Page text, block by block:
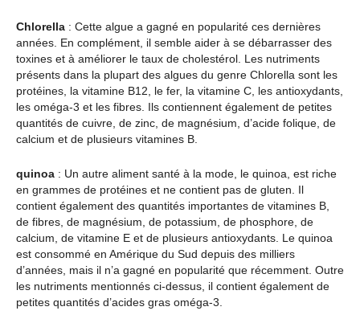
Chlorella : Cette algue a gagné en popularité ces dernières
années. En complément, il semble aider à se débarrasser des
toxines et à améliorer le taux de cholestérol. Les nutriments
présents dans la plupart des algues du genre Chlorella sont les
protéines, la vitamine B12, le fer, la vitamine C, les antioxydants,
les oméga-3 et les fibres. Ils contiennent également de petites
quantités de cuivre, de zinc, de magnésium, d’acide folique, de
calcium et de plusieurs vitamines B.
quinoa : Un autre aliment santé à la mode, le quinoa, est riche
en grammes de protéines et ne contient pas de gluten. Il
contient également des quantités importantes de vitamines B,
de fibres, de magnésium, de potassium, de phosphore, de
calcium, de vitamine E et de plusieurs antioxydants. Le quinoa
est consommé en Amérique du Sud depuis des milliers
d’années, mais il n’a gagné en popularité que récemment. Outre
les nutriments mentionnés ci-dessus, il contient également de
petites quantités d’acides gras oméga-3.